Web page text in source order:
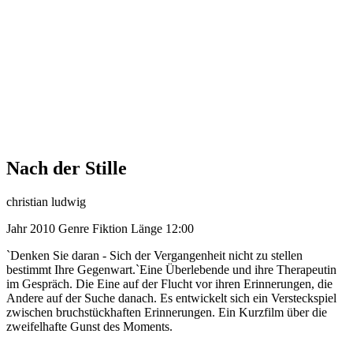
Nach der Stille
christian ludwig
Jahr2010 Genre Fiktion Länge 12:00
`Denken Sie daran - Sich der Vergangenheit nicht zu stellen
bestimmt Ihre Gegenwart.`Eine Überlebende und ihre Therapeutin
im Gespräch. Die Eine auf der Flucht vor ihren Erinnerungen, die
Andere auf der Suche danach. Es entwickelt sich ein Versteckspiel
zwischen bruchstückhaften Erinnerungen. Ein Kurzfilm über die
zweifelhafte Gunst des Moments.